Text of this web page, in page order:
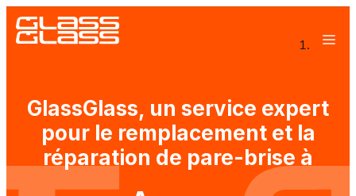
Ateliers mobiles
Offres entreprises
Rejoignez Glass Glass
GlassGlass, un service expert
pour le remplacement et la
réparation de pare-brise à